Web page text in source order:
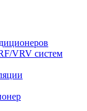
VRV систем